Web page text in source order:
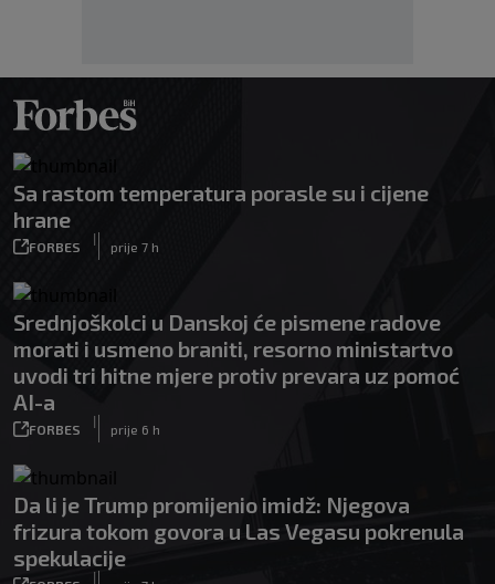
Sa rastom temperatura porasle su i cijene
hrane
FORBES
|
prije 7 h
Srednjoškolci u Danskoj će pismene radove
morati i usmeno braniti, resorno ministartvo
uvodi tri hitne mjere protiv prevara uz pomoć
AI-a
FORBES
|
prije 6 h
Da li je Trump promijenio imidž: Njegova
frizura tokom govora u Las Vegasu pokrenula
spekulacije
|